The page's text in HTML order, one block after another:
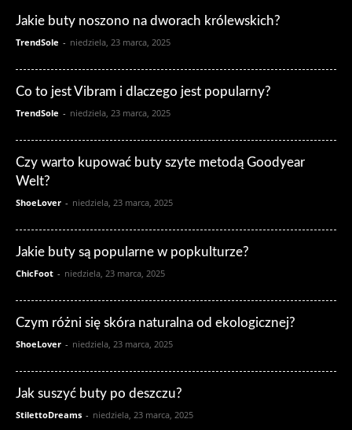
Jakie buty noszono na dworach królewskich?
TrendSole - niedziela, 23 marca, 2025
Co to jest Vibram i dlaczego jest popularny?
TrendSole - niedziela, 23 marca, 2025
Czy warto kupować buty szyte metodą Goodyear
Welt?
ShoeLover - niedziela, 23 marca, 2025
Jakie buty są popularne w popkulturze?
ChicFoot - niedziela, 23 marca, 2025
Czym różni się skóra naturalna od ekologicznej?
ShoeLover - niedziela, 23 marca, 2025
Jak suszyć buty po deszczu?
StilettoDreams - niedziela, 23 marca, 2025